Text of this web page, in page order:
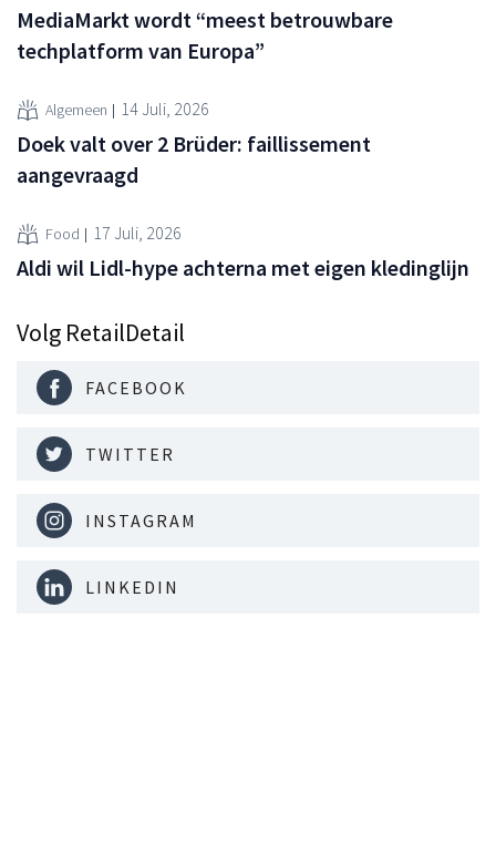
MediaMarkt wordt “meest betrouwbare
techplatform van Europa”
Algemeen 14 Juli, 2026
Doek valt over 2 Brüder: faillissement
aangevraagd
Food 17 Juli, 2026
Aldi wil Lidl-hype achterna met eigen kledinglijn
Volg RetailDetail
FACEBOOK
TWITTER
INSTAGRAM
LINKEDIN